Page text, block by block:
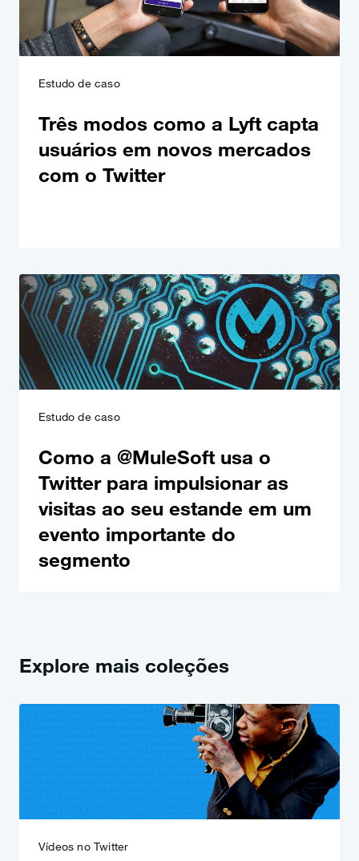
Estudo de caso
Três modos como a Lyft capta
usuários em novos mercados
com o Twitter
Estudo de caso
Como a @MuleSoft usa o
Twitter para impulsionar as
visitas ao seu estande em um
evento importante do
segmento
Explore mais coleções
Vídeos no Twitter